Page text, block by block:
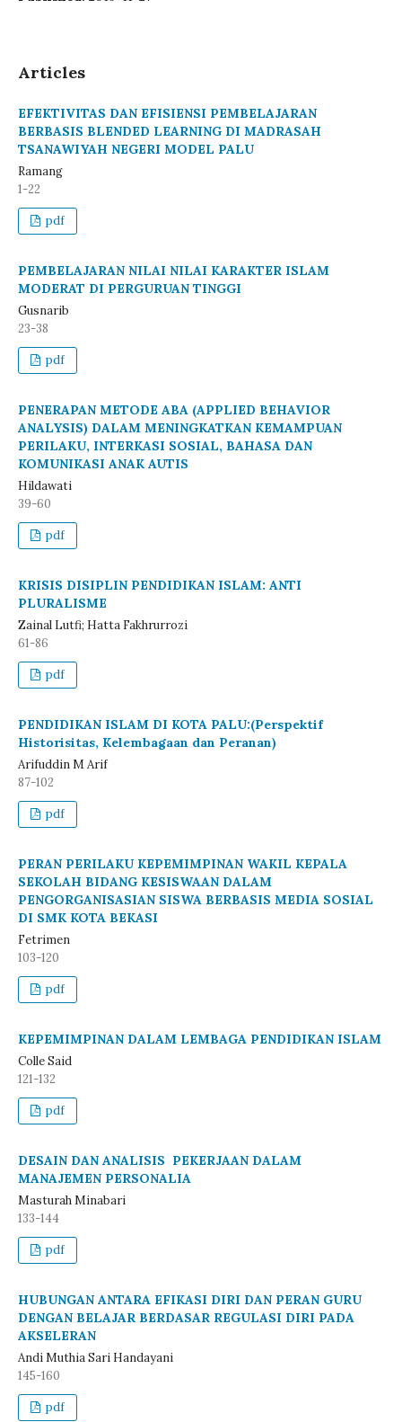
Articles
EFEKTIVITAS DAN EFISIENSI PEMBELAJARAN
BERBASIS BLENDED LEARNING DI MADRASAH
TSANAWIYAH NEGERI MODEL PALU
Ramang
1-22
pdf
PEMBELAJARAN NILAI NILAI KARAKTER ISLAM
MODERAT DI PERGURUAN TINGGI
Gusnarib
23-38
pdf
PENERAPAN METODE ABA (APPLIED BEHAVIOR
ANALYSIS) DALAM MENINGKATKAN KEMAMPUAN
PERILAKU, INTERKASI SOSIAL, BAHASA DAN
KOMUNIKASI ANAK AUTIS
Hildawati
39-60
pdf
KRISIS DISIPLIN PENDIDIKAN ISLAM: ANTI
PLURALISME
Zainal Lutfi; Hatta Fakhrurrozi
61-86
pdf
PENDIDIKAN ISLAM DI KOTA PALU:(Perspektif
Historisitas, Kelembagaan dan Peranan)
Arifuddin M Arif
87-102
pdf
PERAN PERILAKU KEPEMIMPINAN WAKIL KEPALA
SEKOLAH BIDANG KESISWAAN DALAM
PENGORGANISASIAN SISWA BERBASIS MEDIA SOSIAL
DI SMK KOTA BEKASI
Fetrimen
103-120
pdf
KEPEMIMPINAN DALAM LEMBAGA PENDIDIKAN ISLAM
Colle Said
121-132
pdf
DESAIN DAN ANALISIS PEKERJAAN DALAM
MANAJEMEN PERSONALIA
Masturah Minabari
133-144
pdf
HUBUNGAN ANTARA EFIKASI DIRI DAN PERAN GURU
DENGAN BELAJAR BERDASAR REGULASI DIRI PADA
AKSELERAN
Andi Muthia Sari Handayani
145-160
pdf